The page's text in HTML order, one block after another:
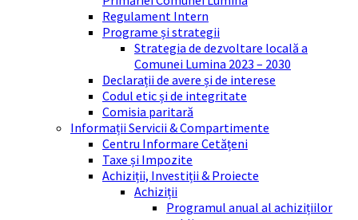
Regulament Intern
Programe și strategii
Strategia de dezvoltare locală a
Comunei Lumina 2023 – 2030
Declarații de avere și de interese
Codul etic și de integritate
Comisia paritară
Informații Servicii & Compartimente
Centru Informare Cetățeni
Taxe și Impozite
Achiziții, Investiții & Proiecte
Achiziții
Programul anual al achizițiilor